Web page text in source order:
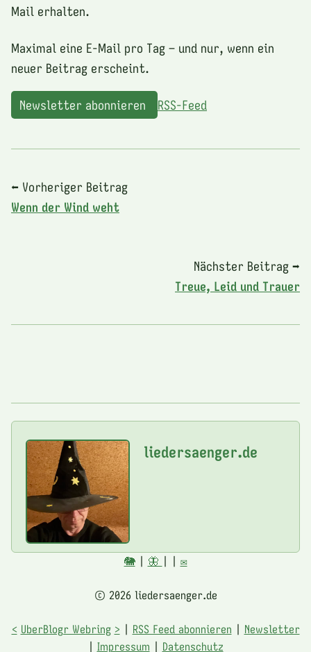
Mail erhalten.
Maximal eine E-Mail pro Tag – und nur, wenn ein
neuer Beitrag erscheint.
Newsletter abonnieren RSS-Feed
⬅ Vorheriger Beitrag
Wenn der Wind weht
Nächster Beitrag ➡
Treue, Leid und Trauer
liedersaenger.de
🐘| 🦋 | | ✉️
© 2026 liedersaenger.de
< UberBlogr Webring > | RSS Feed abonnieren | Newsletter
| Impressum | Datenschutz